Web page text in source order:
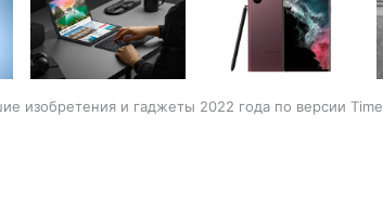
изобретения и гаджеты 2022 года по версии Time